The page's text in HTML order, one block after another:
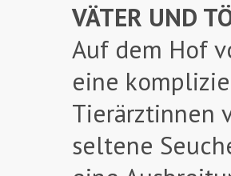
VÄTER UND
Auf dem Hof
eine
Tierärztinnen
seltene